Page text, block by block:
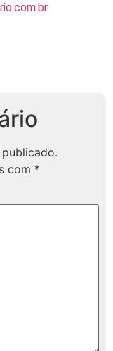
.
com *